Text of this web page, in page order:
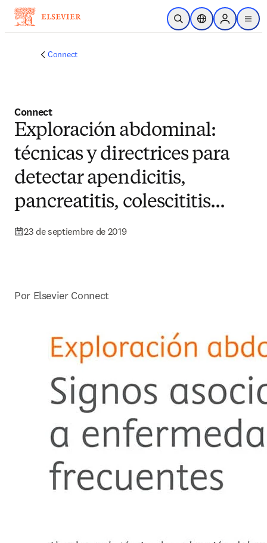
Saltar al contenido principal
Abrir búsqueda
Selector deSign in to
menu
Connect
Connect
Exploración abdominal:
técnicas y directrices para
detectar apendicitis,
pancreatitis, colescititis...
23 de septiembre de 2019
Por Elsevier Connect